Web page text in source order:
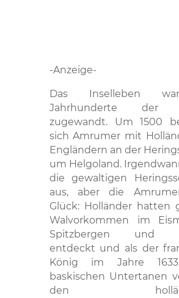
-Anzeige-
Das Inselleben
Jahrhunderte der
zugewandt. Um 1500
sich Amrumer mit
Engländern an der
um Helgoland.
die gewaltigen
aus, aber die
Glück: Holländer hatten
Walvorkommen im
Spitzbergen und
entdeckt und als der
König im Jahre
baskischen Untertanen
den